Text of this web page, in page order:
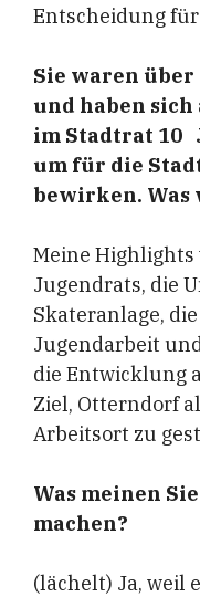
Entscheidung
Sie waren
und haben
im Stadtrat 10
um für die
bewirken.
Meine Highlights
Jugendrats, die
Skateranlage,
Jugendarbeit
die Entwicklung
Ziel, Otterndorf
Arbeitsort zu
Was meinen
machen?
(lächelt) Ja, weil